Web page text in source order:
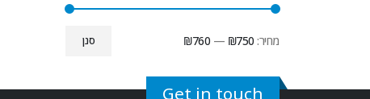
סנן מחיר: ₪750
—
₪760
Get in touch